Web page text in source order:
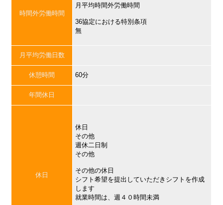
時間外労働時間
月平均時間外労働時間
36協定における特別条項
無
月平均労働日数
休憩時間 60分
年間休日
休日
休日
その他
週休二日制
その他
その他の休日
シフト希望を提出していただきシフトを作成
します
就業時間は、週４０時間未満